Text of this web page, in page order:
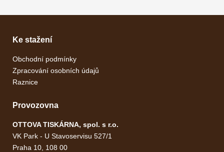
Ke stažení
Obchodní podmínky
Zpracování osobních údajů
Raznice
Provozovna
OTTOVA TISKÁRNA, spol. s r.o.
VK Park - U Stavoservisu 527/1
Praha 10, 108 00